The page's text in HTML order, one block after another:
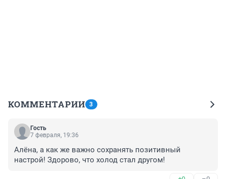
КОММЕНТАРИИ 3
Гость
7 февраля, 19:36
Алёна, а как же важно сохранять позитивный
настрой! Здорово, что холод стал другом!